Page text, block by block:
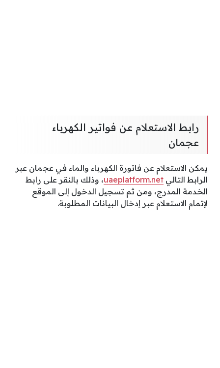
رابط الاستعلام عن فواتير الكهرباء
عجمان
يمكن الاستعلام عن فاتورة الكهرباء والماء في عجمان عبر
الرابط التالي uaeplatform.net، وذلك بالنقر على رابط
الخدمة المدرج، ومن ثم تسجيل الدخول إلى الموقع
لإتمام الاستعلام عبر إدخال البيانات المطلوبة.